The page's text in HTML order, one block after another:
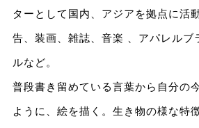
ターとして国内、アジアを拠点に活
告、装画、雑誌、音楽 、アパレルブ
ルなど。
普段書き留めている言葉から自分の
ように、絵を描く。生き物の様な特